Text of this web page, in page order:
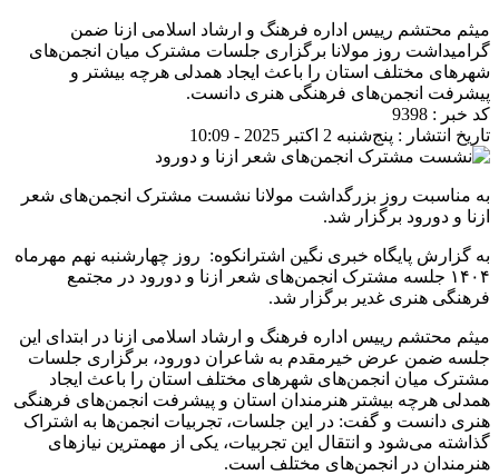
میثم محتشم رییس اداره فرهنگ و ارشاد اسلامی ازنا ضمن
گرامیداشت روز مولانا برگزاری جلسات مشترک میان انجمن‌های
شهرهای مختلف استان را باعث ایجاد همدلی هرچه بیشتر و
پیشرفت انجمن‌های فرهنگی هنری دانست.
کد خبر : 9398
تاریخ انتشار : پنج‌شنبه 2 اکتبر 2025 - 10:09
به مناسبت روز بزرگداشت مولانا نشست مشترک انجمن‌های شعر
ازنا و دورود برگزار شد.
به گزارش پایگاه خبری نگین اشترانکوه: روز چهارشنبه نهم مهرماه
۱۴۰۴ جلسه مشترک انجمن‌های شعر ازنا و دورود در مجتمع
فرهنگی هنری غدیر برگزار شد.
میثم محتشم رییس اداره فرهنگ و ارشاد اسلامی ازنا در ابتدای این
جلسه ضمن عرض خیرمقدم به شاعران دورود، برگزاری جلسات
مشترک میان انجمن‌های شهرهای مختلف استان را باعث ایجاد
همدلی هرچه بیشتر هنرمندان استان و پیشرفت انجمن‌های فرهنگی
هنری دانست و گفت: در این جلسات، تجربیات انجمن‌ها به اشتراک
گذاشته می‌شود و انتقال این تجربیات، یکی از مهمترین نیازهای
هنرمندان در انجمن‌های مختلف است.